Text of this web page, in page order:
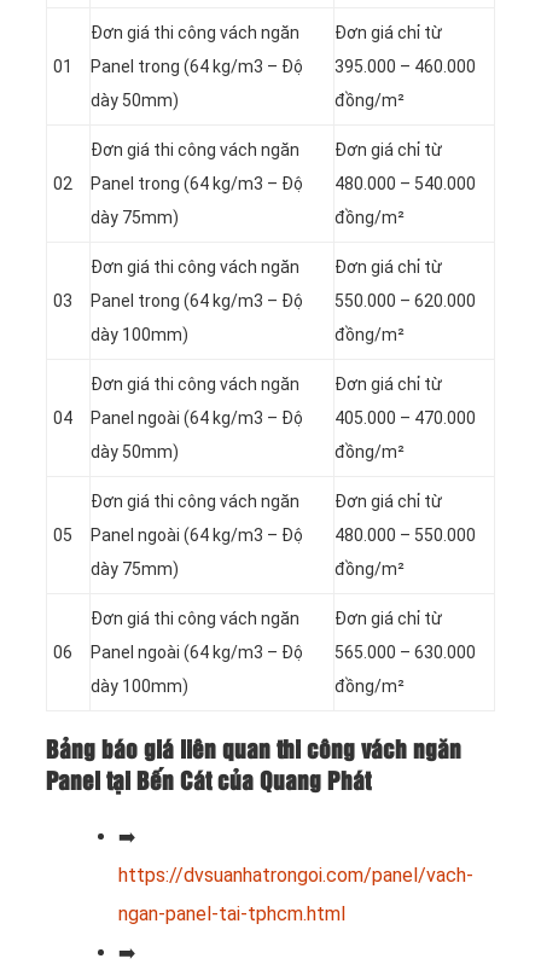
01
Đơn giá thi công vách ngăn
Panel trong (64 kg/m3 – Độ
dày 50mm)
Đơn giá chỉ từ
395.000 – 460.000
đồng/m²
02
Đơn giá thi công vách ngăn
Panel trong (64 kg/m3 – Độ
dày 75mm)
Đơn giá chỉ từ
480.000 – 540.000
đồng/m²
03
Đơn giá thi công vách ngăn
Panel trong (64 kg/m3 – Độ
dày 100mm)
Đơn giá chỉ từ
550.000 – 620.000
đồng/m²
04
Đơn giá thi công vách ngăn
Panel ngoài (64 kg/m3 – Độ
dày 50mm)
Đơn giá chỉ từ
405.000 – 470.000
đồng/m²
05
Đơn giá thi công vách ngăn
Panel ngoài (64 kg/m3 – Độ
dày 75mm)
Đơn giá chỉ từ
480.000 – 550.000
đồng/m²
06
Đơn giá thi công vách ngăn
Panel ngoài (64 kg/m3 – Độ
dày 100mm)
Đơn giá chỉ từ
565.000 – 630.000
đồng/m²
Bảng báo giá liên quan thi công vách ngăn
Panel tại Bến Cát của Quang Phát
➡️
https://dvsuanhatrongoi.com/panel/vach-
ngan-panel-tai-tphcm.html
➡️